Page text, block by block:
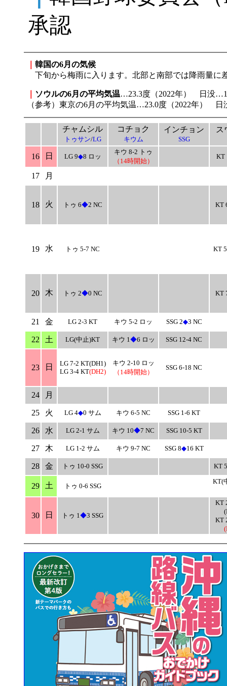
承認
韓国の6月の気候
下旬から梅雨に入ります。北部と南部では降雨量に
ソウルの6月の平均気温…23.3度（2022年） 日没
（参考）東京の6月の平均気温…23.0度（2022年） 日
チャムシル
トゥサン/LG
コチョク
キウム
インチョン
SSG
ス
16 日 LG 9◆8 ロッ
キウ 8-2 トゥ
（14時開始）
KT
17 月
18 火 トゥ 6◆2 NC KT
19 水 トゥ 5-7 NC KT
20 木 トゥ 2◆0 NC KT
21 金 LG 2-3 KT キウ 5-2 ロッ SSG 2◆3 NC
22 土 LG(中止)KT キウ 1◆6 ロッ SSG 12-4 NC
23 日
LG 7-2 KT(DH1)
LG 3-4 KT(DH2)
キウ 2-10 ロッ
（14時開始）
SSG 6-18 NC
24 月
25 火 LG 4◆0 サム キウ 6-5 NC SSG 1-6 KT
26 水 LG 2-1 サム キウ 10◆7 NC SSG 10-5 KT
27 木 LG 1-2 サム キウ 9-7 NC SSG 8◆16 KT
28 金 トゥ 10-0 SSG KT 5
29 土 トゥ 0-6 SSG
KT(
30 日 トゥ 1◆3 SSG
KT
KT